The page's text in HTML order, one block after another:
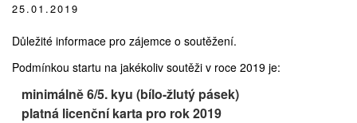
25.01.2019
Důležité informace pro zájemce o soutěžení.
Podmínkou startu na jakékoliv soutěži v roce 2019 je:
minimálně 6/5. kyu (bílo-žlutý pásek)
platná licenční karta pro rok 2019